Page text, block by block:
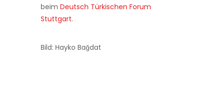
beim Deutsch Türkischen Forum
Stuttgart.
Bild: Hayko Bağdat